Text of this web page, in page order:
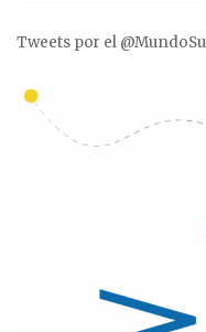
Tweets por el